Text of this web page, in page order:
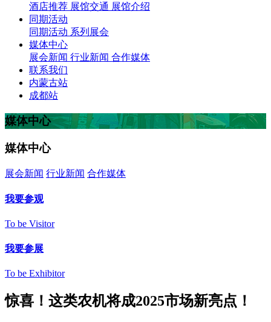
酒店推荐 展馆交通 展馆介绍
同期活动
同期活动 系列展会
媒体中心
展会新闻 行业新闻 合作媒体
联系我们
内蒙古站
成都站
媒体中心
媒体中心
展会新闻 行业新闻 合作媒体
我要参观
To be Visitor
我要参展
To be Exhibitor
惊喜！这类农机将成2025市场新亮点！